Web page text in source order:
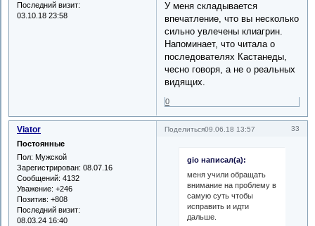
Последний визит:
03.10.18 23:58
У меня складывается
впечатление, что вы несколько
сильно увлечены клиагрин.
Напоминает, что читала о
последователях Кастанеды,
чесно говоря, а не о реальных
видящих.
0
Поделиться 33
09.06.18 13:57
Viator
Постоянные
Пол: Мужской
Зарегистрирован: 08.07.16
Сообщений: 4132
Уважение: +246
Позитив: +808
Последний визит:
08.03.24 16:40
gio написал(а):
меня учили обращать
внимание на проблему в
самую суть чтобы
исправить и идти
дальше.